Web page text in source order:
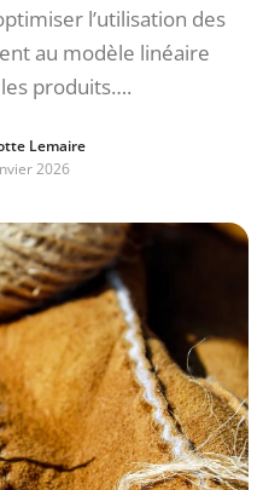
l’utilisation des
au modèle linéaire
produits….
Lemaire
2026